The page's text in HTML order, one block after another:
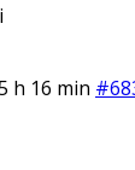
h 16 min